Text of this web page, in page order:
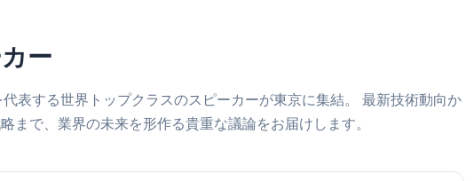
ー
表する世界トップクラスのスピーカーが東京に集結。 最新技術動向か
まで、業界の未来を形作る貴重な議論をお届けします。